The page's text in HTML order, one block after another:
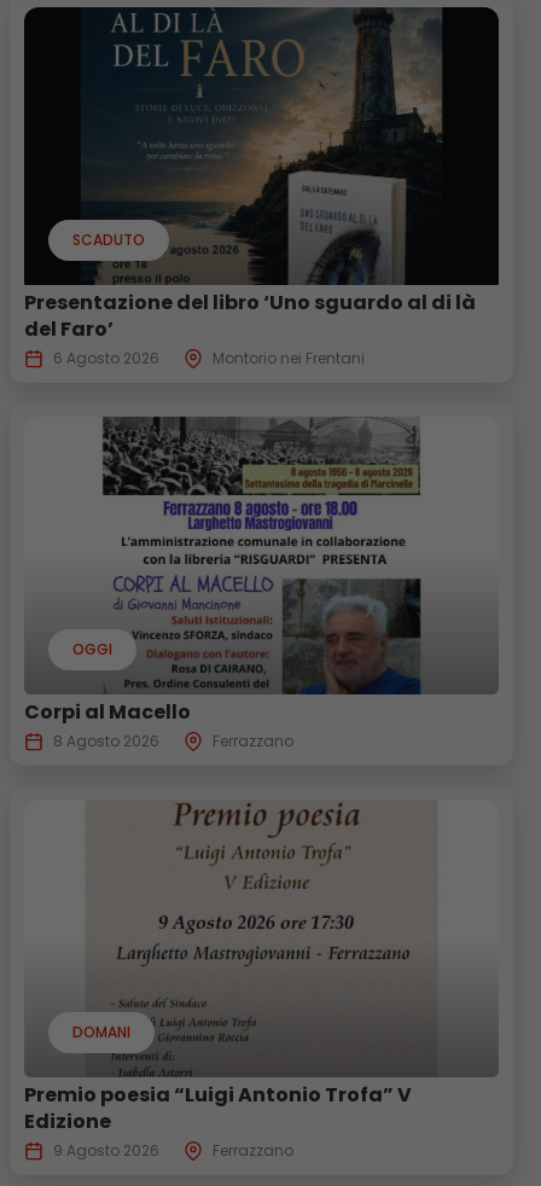
SCADUTO
Presentazione del libro ‘Uno sguardo al di là
del Faro’
6 Agosto 2026 Montorio nei Frentani
OGGI
Corpi al Macello
8 Agosto 2026 Ferrazzano
DOMANI
Premio poesia “Luigi Antonio Trofa” V
Edizione
9 Agosto 2026 Ferrazzano